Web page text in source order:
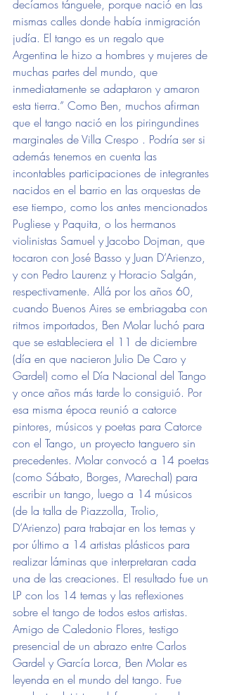
decíamos tánguele, porque nació en las
mismas calles donde había inmigración
judía. El tango es un regalo que
Argentina le hizo a hombres y mujeres de
muchas partes del mundo, que
inmediatamente se adaptaron y amaron
esta tierra.” Como Ben, muchos afirman
que el tango nació en los piringundines
marginales de Villa Crespo . Podría ser si
además tenemos en cuenta las
incontables participaciones de integrantes
nacidos en el barrio en las orquestas de
ese tiempo, como los antes mencionados
Pugliese y Paquita, o los hermanos
violinistas Samuel y Jacobo Dojman, que
tocaron con José Basso y Juan D’Arienzo,
y con Pedro Laurenz y Horacio Salgán,
respectivamente. Allá por los años 60,
cuando Buenos Aires se embriagaba con
ritmos importados, Ben Molar luchó para
que se estableciera el 11 de diciembre
(día en que nacieron Julio De Caro y
Gardel) como el Día Nacional del Tango
y once años más tarde lo consiguió. Por
esa misma época reunió a catorce
pintores, músicos y poetas para Catorce
con el Tango, un proyecto tanguero sin
precedentes. Molar convocó a 14 poetas
(como Sábato, Borges, Marechal) para
escribir un tango, luego a 14 músicos
(de la talla de Piazzolla, Trolio,
D’Arienzo) para trabajar en los temas y
por último a 14 artistas plásticos para
realizar láminas que interpretaran cada
una de las creaciones. El resultado fue un
LP con los 14 temas y las reflexiones
sobre el tango de todos estos artistas.
Amigo de Caledonio Flores, testigo
presencial de un abrazo entre Carlos
Gardel y García Lorca, Ben Molar es
leyenda en el mundo del tango. Fue